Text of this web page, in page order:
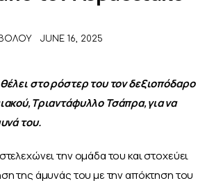
JUNE 16, 2025
στο ρόστερ του τον δεξιοπόδαρο
Τσάπρα,για να
του.
την ομάδα του και στοχεύει
της άμυνάς του με την απόκτηση του